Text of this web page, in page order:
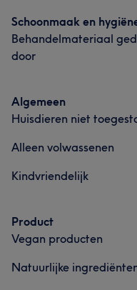
Schoonmaak en
Behandelmateriaal
door
Algemeen
Huisdieren niet
Alleen volwassenen
Kindvriendelijk
Product
Vegan producten
Natuurlijke